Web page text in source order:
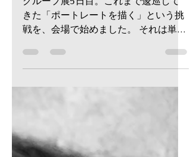
ィング』探求録：五
日目、会場で描くポ
ートレート ― 眼差し
の歴史と新たな対話
戦を、会場で始めました。 それは単な
る似顔絵ではなく、絵画における「眼